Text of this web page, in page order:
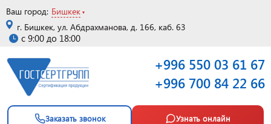
Ваш город: Бишкек
г. Бишкек, ул. Абдрахманова, д. 166, каб. 63
с 9:00 до 18:00
+996 550 03 61 67
+996 700 84 22 66
Заказать звонок Узнать онлайн